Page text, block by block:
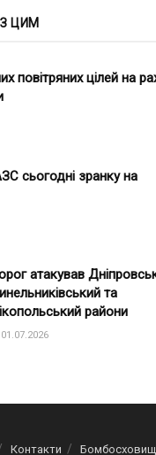
ЦИМ
повітряних цілей на
сьогодні зранку на
атакував
та
райони
Контакти